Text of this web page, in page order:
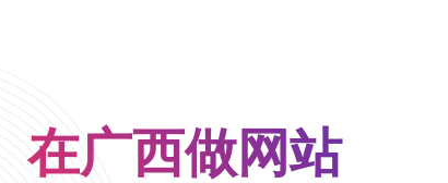
在广西做网站